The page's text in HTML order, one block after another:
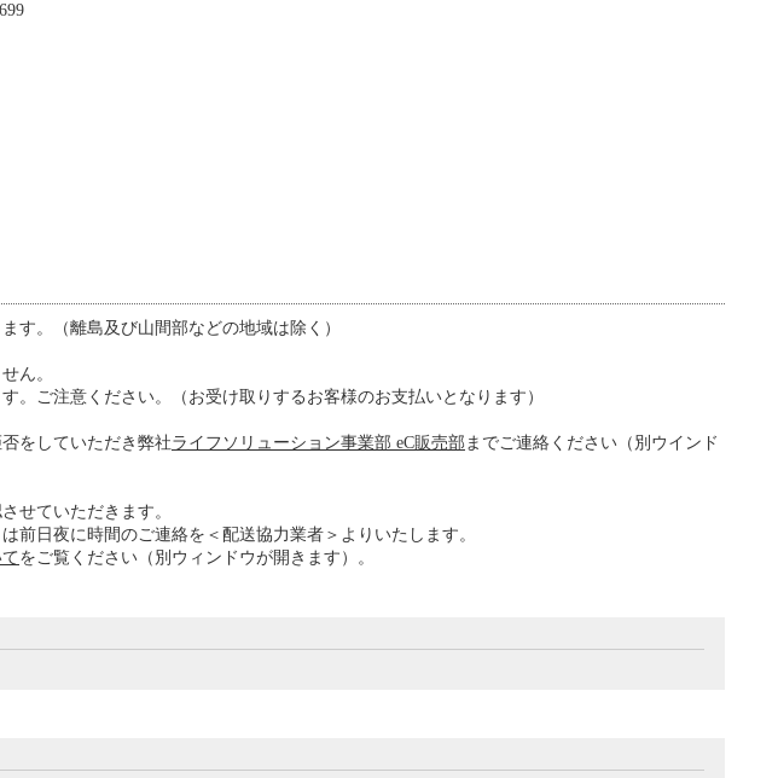
す。（離島及び山間部などの地域は除く）
ん。
。ご注意ください。（お受け取りするお客様のお支払いとなります）
をしていただき弊社ライフソリューション事業部 eC販売部 までご連絡ください（別ウインド
せていただきます。
前日夜に時間のご連絡を＜配送協力業者＞よりいたします。
をご覧ください（別ウィンドウが開きます）。